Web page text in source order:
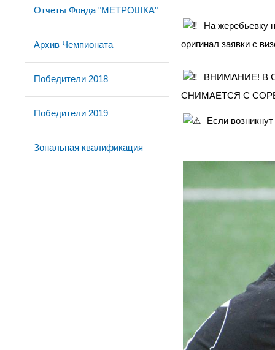
Отчеты Фонда "МЕТРОШКА"
Архив Чемпионата
Победители 2018
Победители 2019
Зональная квалификация
На жеребьевку
оригинал заявки с
ВНИМАНИЕ! В
СНИМАЕТСЯ С
Если